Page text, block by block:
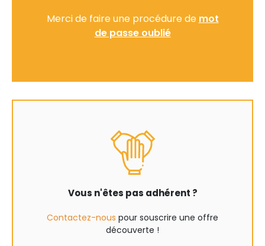
Merci de faire une procédure de mot
de passe oublié
Vous n'êtes pas adhérent ?
Contactez-nous pour souscrire une offre
découverte !